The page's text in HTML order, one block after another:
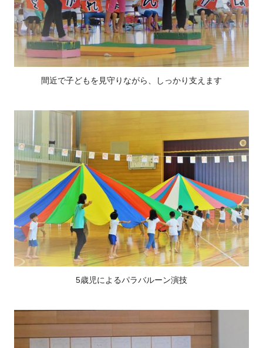
間近で子どもを見守りながら、しっかり支えます
5歳児によるパラバルーン演技